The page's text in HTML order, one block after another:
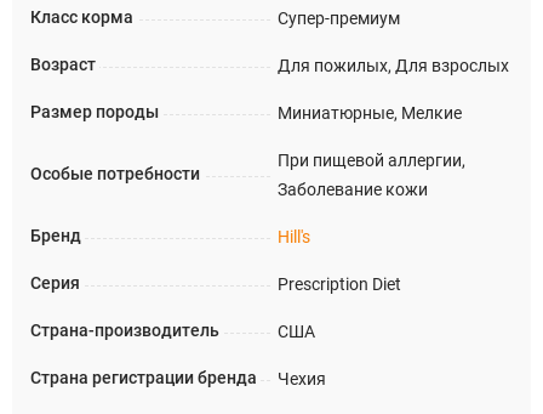
Класс корма Супер-премиум
Возраст Для пожилых, Для взрослых
Размер породы Миниатюрные, Мелкие
Особые потребности
При пищевой аллергии,
Заболевание кожи
Бренд Hill's
Серия Prescription Diet
Страна-производитель США
Страна регистрации бренда Чехия